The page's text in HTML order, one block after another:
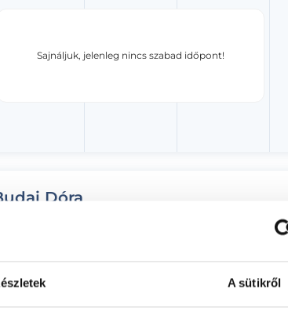
A sütikről
Sajnáljuk, jelenleg nincs szabad időpont!
Dóra
Adatlap